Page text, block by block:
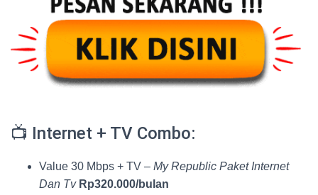
📺 Internet + TV Combo:
Value 30 Mbps + TV – My Republic Paket Internet
Dan Tv Rp320.000/bulan